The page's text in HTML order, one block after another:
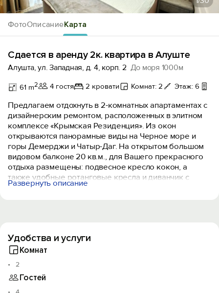
ФотоОписаниеКарта
Сдается в аренду 2к. квартира в Алуште
Алушта, ул. Западная, д. 4, корп. 2 До моря 1000м
61 m2 4 гостя 2 кровати Комнат: 2 Этаж: 6
Предлагаем отдохнуть в 2-комнатных апартаментах с
дизайнерским ремонтом, расположенных в элитном
комплексе «Крымская Резиденция». Из окон
открываются панорамные виды на Черное море и
горы Демерджи и Чатыр-Даг. На открытом большом
видовом балконе 20 кв.м., для Вашего прекрасного
отдыха размещены: подвесное кресло кокон, а
также удобные ротанговые кресла и диванчик с
мягкими подушками. Сидя в которых, Вы можете
комфортного проживания до 4 человек:
- в спальне находится двуспальная кровать, в кухне-
необходимая мебель,
- постельное бельё и полотенца,
- кухонный гарнитур с посудой и столовыми
Развернуть описание
Удобства и услуги
Комнат
2
Гостей